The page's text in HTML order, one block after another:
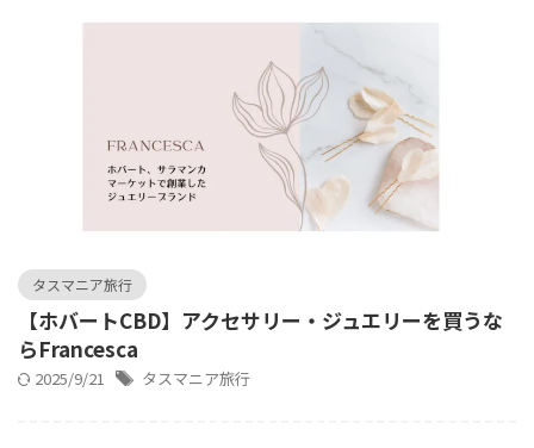
タスマニア旅行
【ホバートCBD】アクセサリー・ジュエリーを買うな
らFrancesca
2025/9/21 タスマニア旅行